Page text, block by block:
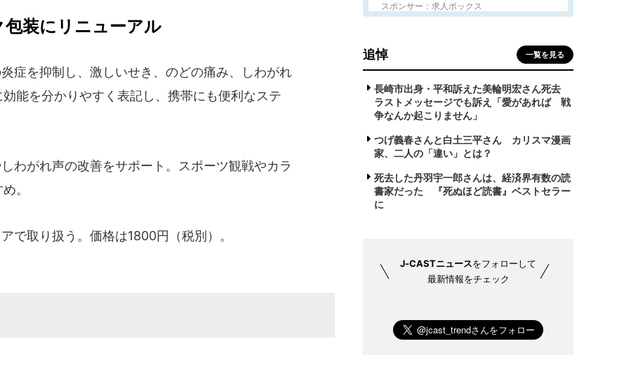
装にリニューアル
症を抑制し、激しいせき、のどの痛み、しわがれ
能を分かりやすく表記し、携帯にも便利なステ
わがれ声の改善をサポート。スポーツ観戦やカラ
。
で取り扱う。価格は1800円（税別）。
スポンサー：求人ボックス
追悼 一覧を見る
長崎市出身・平和訴えた美輪明宏さん死去
ラストメッセージでも訴え「愛があれば 戦
争なんか起こりません」
つげ義春さんと白土三平さん カリスマ漫画
家、二人の「違い」とは？
死去した丹羽宇一郎さんは、経済界有数の読
書家だった 『死ぬほど読書』ベストセラー
に
J-CASTニュースをフォローして
最新情報をチェック